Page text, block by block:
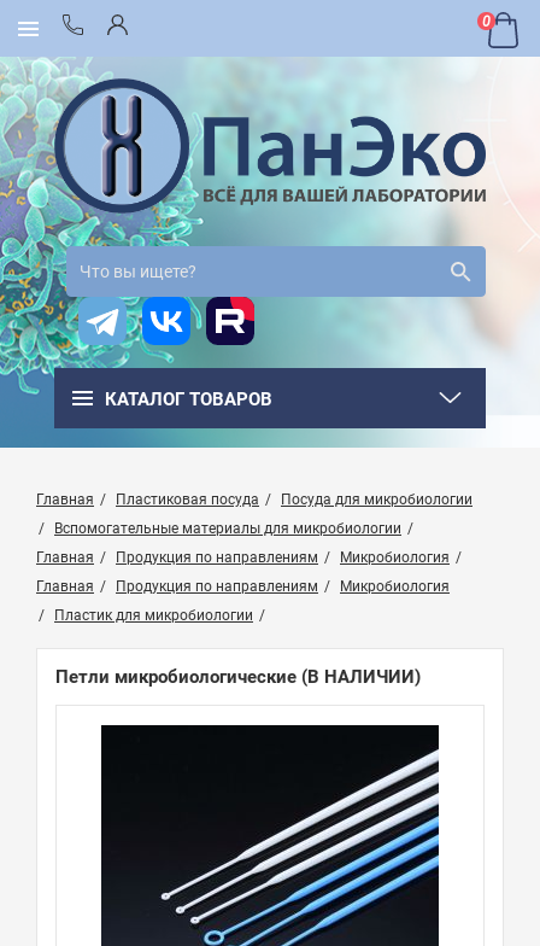
0
КАТАЛОГ ТОВАРОВ
Главная Пластиковая посуда
Посуда для микробиологии
Вспомогательные материалы для микробиологии
Главная
Продукция по направлениям
Микробиология
Главная
Продукция по направлениям
Микробиология
Пластик для микробиологии
Петли микробиологические (В НАЛИЧИИ)